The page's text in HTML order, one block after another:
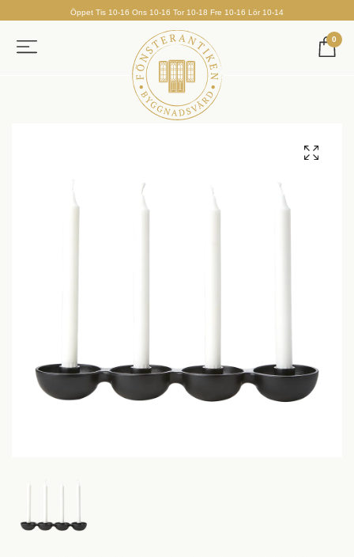
Öppet Tis 10-16 Ons 10-16 Tor 10-18 Fre 10-16 Lör 10-14
0